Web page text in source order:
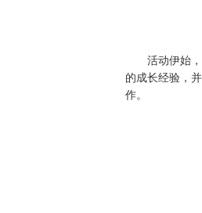
活动伊始
的成长经验，
作。